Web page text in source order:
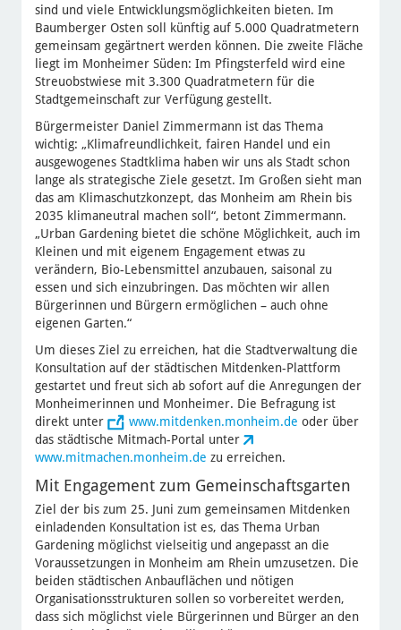
sind und viele Entwicklungsmöglichkeiten bieten. Im
Baumberger Osten soll künftig auf 5.000 Quadratmetern
gemeinsam gegärtnert werden können. Die zweite Fläche
liegt im Monheimer Süden: Im Pfingsterfeld wird eine
Streuobstwiese mit 3.300 Quadratmetern für die
Stadtgemeinschaft zur Verfügung gestellt.
Bürgermeister Daniel Zimmermann ist das Thema
wichtig: „Klimafreundlichkeit, fairen Handel und ein
ausgewogenes Stadtklima haben wir uns als Stadt schon
lange als strategische Ziele gesetzt. Im Großen sieht man
das am Klimaschutzkonzept, das Monheim am Rhein bis
2035 klimaneutral machen soll“, betont Zimmermann.
„Urban Gardening bietet die schöne Möglichkeit, auch im
Kleinen und mit eigenem Engagement etwas zu
verändern, Bio-Lebensmittel anzubauen, saisonal zu
essen und sich einzubringen. Das möchten wir allen
Bürgerinnen und Bürgern ermöglichen – auch ohne
eigenen Garten.“
Um dieses Ziel zu erreichen, hat die Stadtverwaltung die
Konsultation auf der städtischen Mitdenken-Plattform
gestartet und freut sich ab sofort auf die Anregungen der
Monheimerinnen und Monheimer. Die Befragung ist
direkt unter
www.mitdenken.monheim.de oder über
das städtische Mitmach-Portal unter
www.mitmachen.monheim.de zu erreichen.
Mit Engagement zum Gemeinschaftsgarten
Ziel der bis zum 25. Juni zum gemeinsamen Mitdenken
einladenden Konsultation ist es, das Thema Urban
Gardening möglichst vielseitig und angepasst an die
Voraussetzungen in Monheim am Rhein umzusetzen. Die
beiden städtischen Anbauflächen und nötigen
Organisationsstrukturen sollen so vorbereitet werden,
dass sich möglichst viele Bürgerinnen und Bürger an den